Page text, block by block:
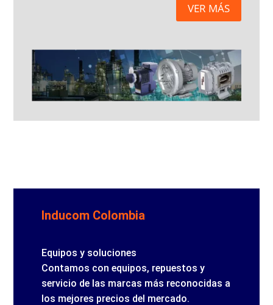
VER MÁS
Inducom Colombia
Equipos y soluciones
Contamos con equipos, repuestos y
servicio de las marcas más reconocidas a
los mejores precios del mercado.